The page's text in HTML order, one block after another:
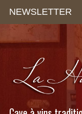
NEWSLETTER
Panneau de